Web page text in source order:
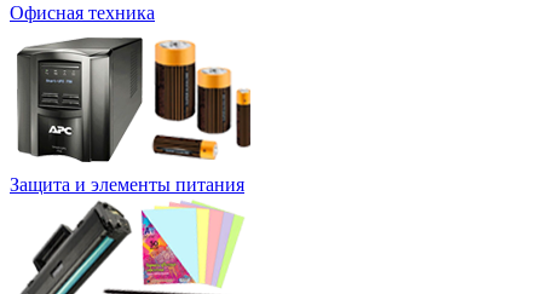
Офисная техника
Защита и элементы питания